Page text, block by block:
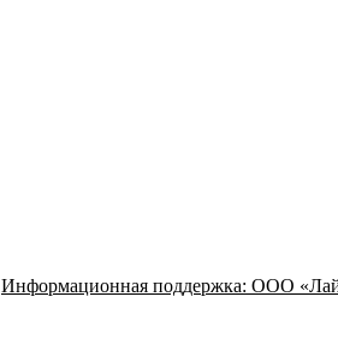
Информационная поддержка: ООО